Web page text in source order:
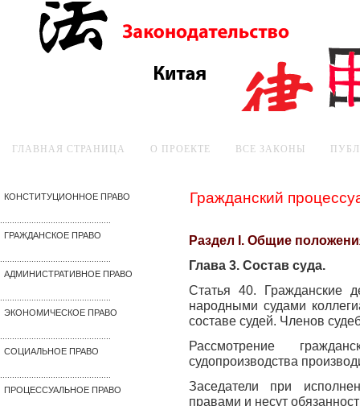
ГЛАВНАЯ СТРАНИЦА О ПРОЕКТЕ ВСЕ ЗАКОНЫ
КОНСТИТУЦИОННОЕ ПРАВО
ГРАЖДАНСКОЕ ПРАВО
АДМИНИСТРАТИВНОЕ ПРАВО
ЭКОНОМИЧЕСКОЕ ПРАВО
СОЦИАЛЬНОЕ ПРАВО
ПРОЦЕССУАЛЬНОЕ ПРАВО
Гражданский
Раздел I. Общие
Глава 3. Состав суда.
Статья 40. Гражданские
народными судами
составе судей. Членов
Рассмотрение
судопроизводства
Заседатели при
правами и несут